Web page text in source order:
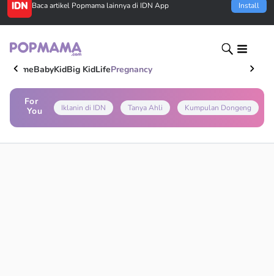
Baca artikel Popmama lainnya di IDN App Install
HomeBabyKidBig KidLifePregnancy
For
You
Iklanin di IDN Tanya Ahli Kumpulan Dongeng